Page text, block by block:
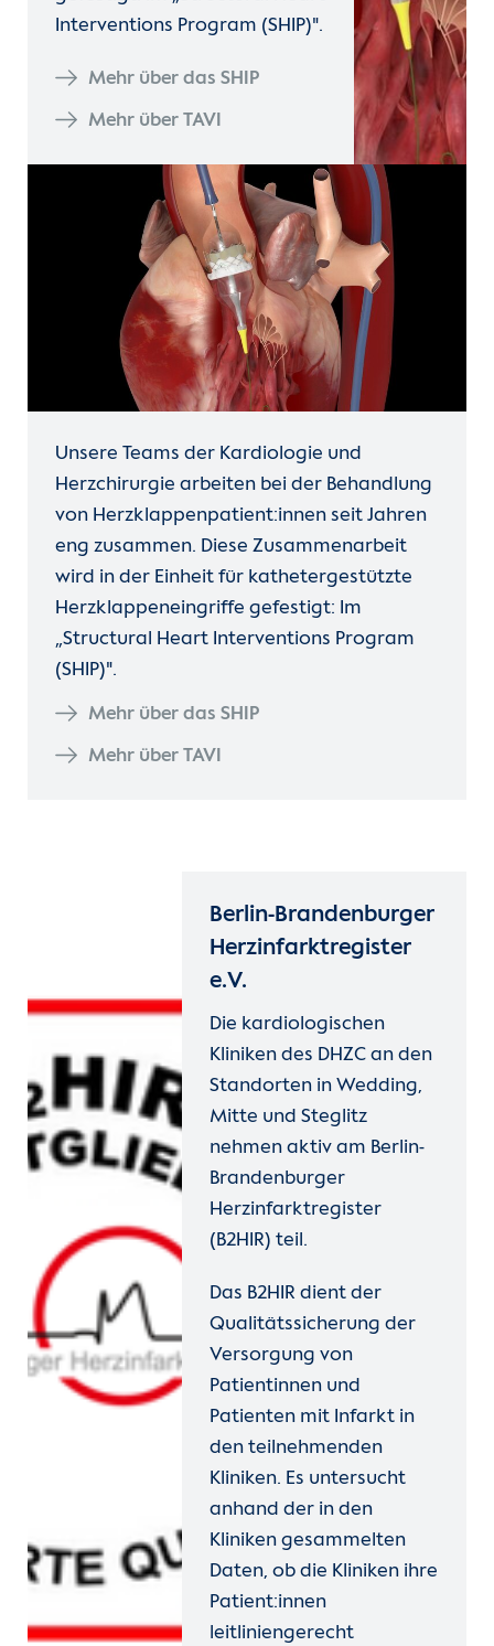
Interventions Program (SHIP)".
Mehr über das SHIP
Mehr über TAVI
Unsere Teams der Kardiologie und
Herzchirurgie arbeiten bei der Behandlung
von Herzklappenpatient:innen seit Jahren
eng zusammen. Diese Zusammenarbeit
wird in der Einheit für kathetergestützte
Herzklappeneingriffe gefestigt: Im
„Structural Heart Interventions Program
(SHIP)".
Mehr über das SHIP
Mehr über TAVI
Berlin-Brandenburger
Herzinfarktregister
e.V.
Die kardiologischen
Kliniken des DHZC an den
Standorten in Wedding,
Mitte und Steglitz
nehmen aktiv am Berlin-
Brandenburger
Herzinfarktregister
(B2HIR) teil.
Das B2HIR dient der
Qualitätssicherung der
Versorgung von
Patientinnen und
Patienten mit Infarkt in
den teilnehmenden
Kliniken. Es untersucht
anhand der in den
Kliniken gesammelten
Daten, ob die Kliniken ihre
Patient:innen
leitliniengerecht